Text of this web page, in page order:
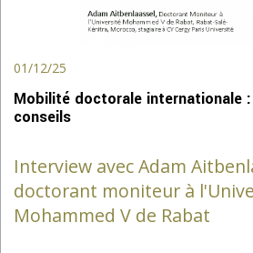
01/12/25
Mobilité doctorale internationale
conseils
Interview avec Adam
doctorant moniteur à
Mohammed V de Rabat